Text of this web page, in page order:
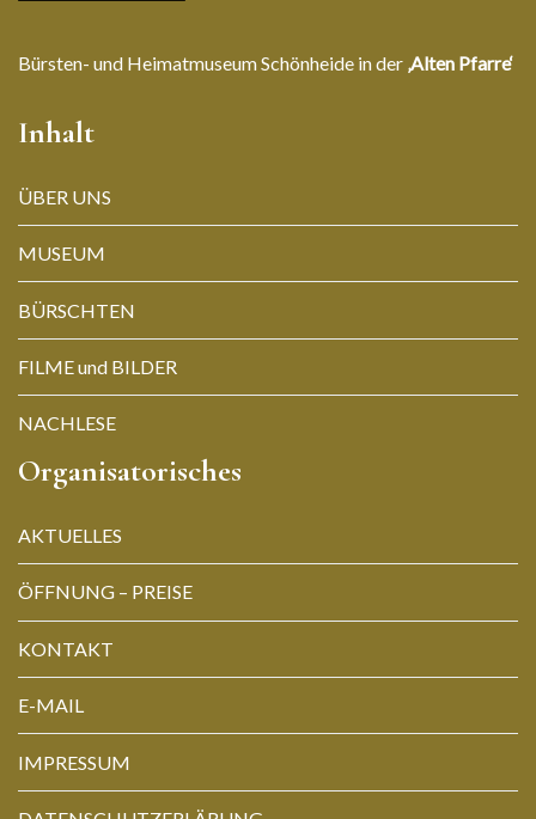
Bürsten- und Heimatmuseum Schönheide in der ‚Alten Pfarre‘
Inhalt
ÜBER UNS
MUSEUM
BÜRSCHTEN
FILME und BILDER
NACHLESE
Organisatorisches
AKTUELLES
ÖFFNUNG – PREISE
KONTAKT
E-MAIL
IMPRESSUM